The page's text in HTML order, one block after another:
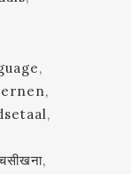
,
,
,
,